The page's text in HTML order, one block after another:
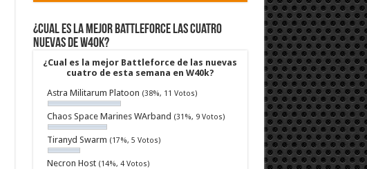
¿Cual es la mejor Battleforce las cuatro
nuevas de W40k?
¿Cual es la mejor Battleforce de las nuevas
cuatro de esta semana en W40k?
Astra Militarum Platoon (38%, 11 Votos)
Chaos Space Marines WArband (31%, 9 Votos)
Tiranyd Swarm (17%, 5 Votos)
Necron Host (14%, 4 Votos)